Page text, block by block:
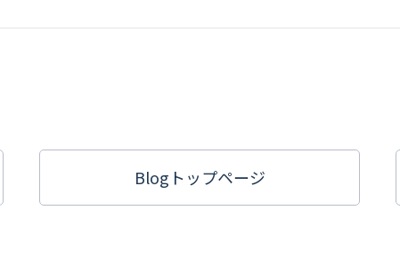
Blogトップページ